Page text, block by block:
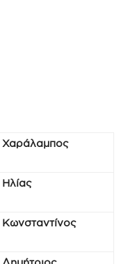
Χαράλαμπος
Ηλίας
Κωνσταντίνος